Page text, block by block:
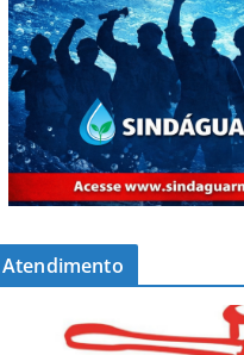
Atendimento